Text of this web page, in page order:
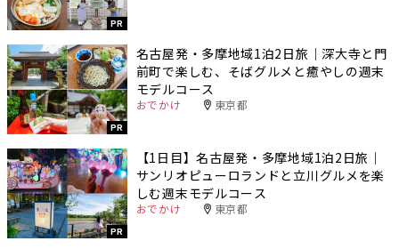
PR
PR
名古屋発・多摩地域1泊2日旅｜深大寺と門
前町で楽しむ、そばグルメと癒やしの週末
モデルコース
おでかけ 東京都
PR
【1日目】名古屋発・多摩地域1泊2日旅｜
サンリオピューロランドと立川グルメを楽
しむ週末モデルコース
おでかけ 東京都